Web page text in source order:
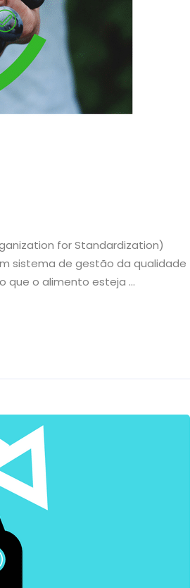
for Standardization)
sistema de gestão da qualidade
que o alimento esteja …